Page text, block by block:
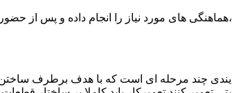
های مورد نیاز را انجام داده و پس از
چند مرحله ای است که با هدف برطرف ساختن